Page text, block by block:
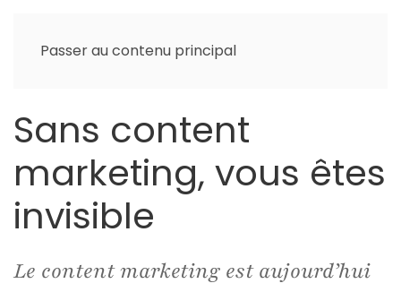
Passer au contenu principal
Sans content
marketing, vous êtes
invisible
Le content marketing est aujourd’hui